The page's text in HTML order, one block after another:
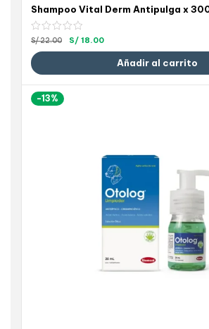
Shampoo Vital Derm Antipulga x
S/22.00 S/ 18.00
Añadir al carrito
-13%